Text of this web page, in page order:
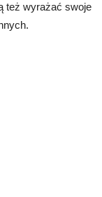
też wyrażać swoje